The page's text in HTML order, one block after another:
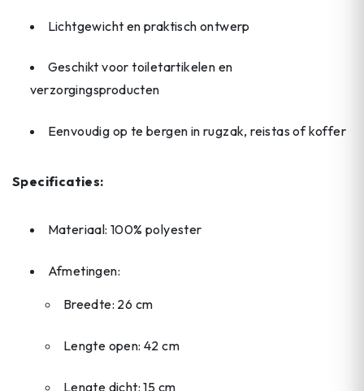
Lichtgewicht en praktisch ontwerp
Geschikt voor toiletartikelen en
verzorgingsproducten
Eenvoudig op te bergen in rugzak, reistas of koffer
Specificaties:
Materiaal: 100% polyester
Afmetingen:
Breedte: 26 cm
Lengte open: 42 cm
Lengte dicht: 15 cm